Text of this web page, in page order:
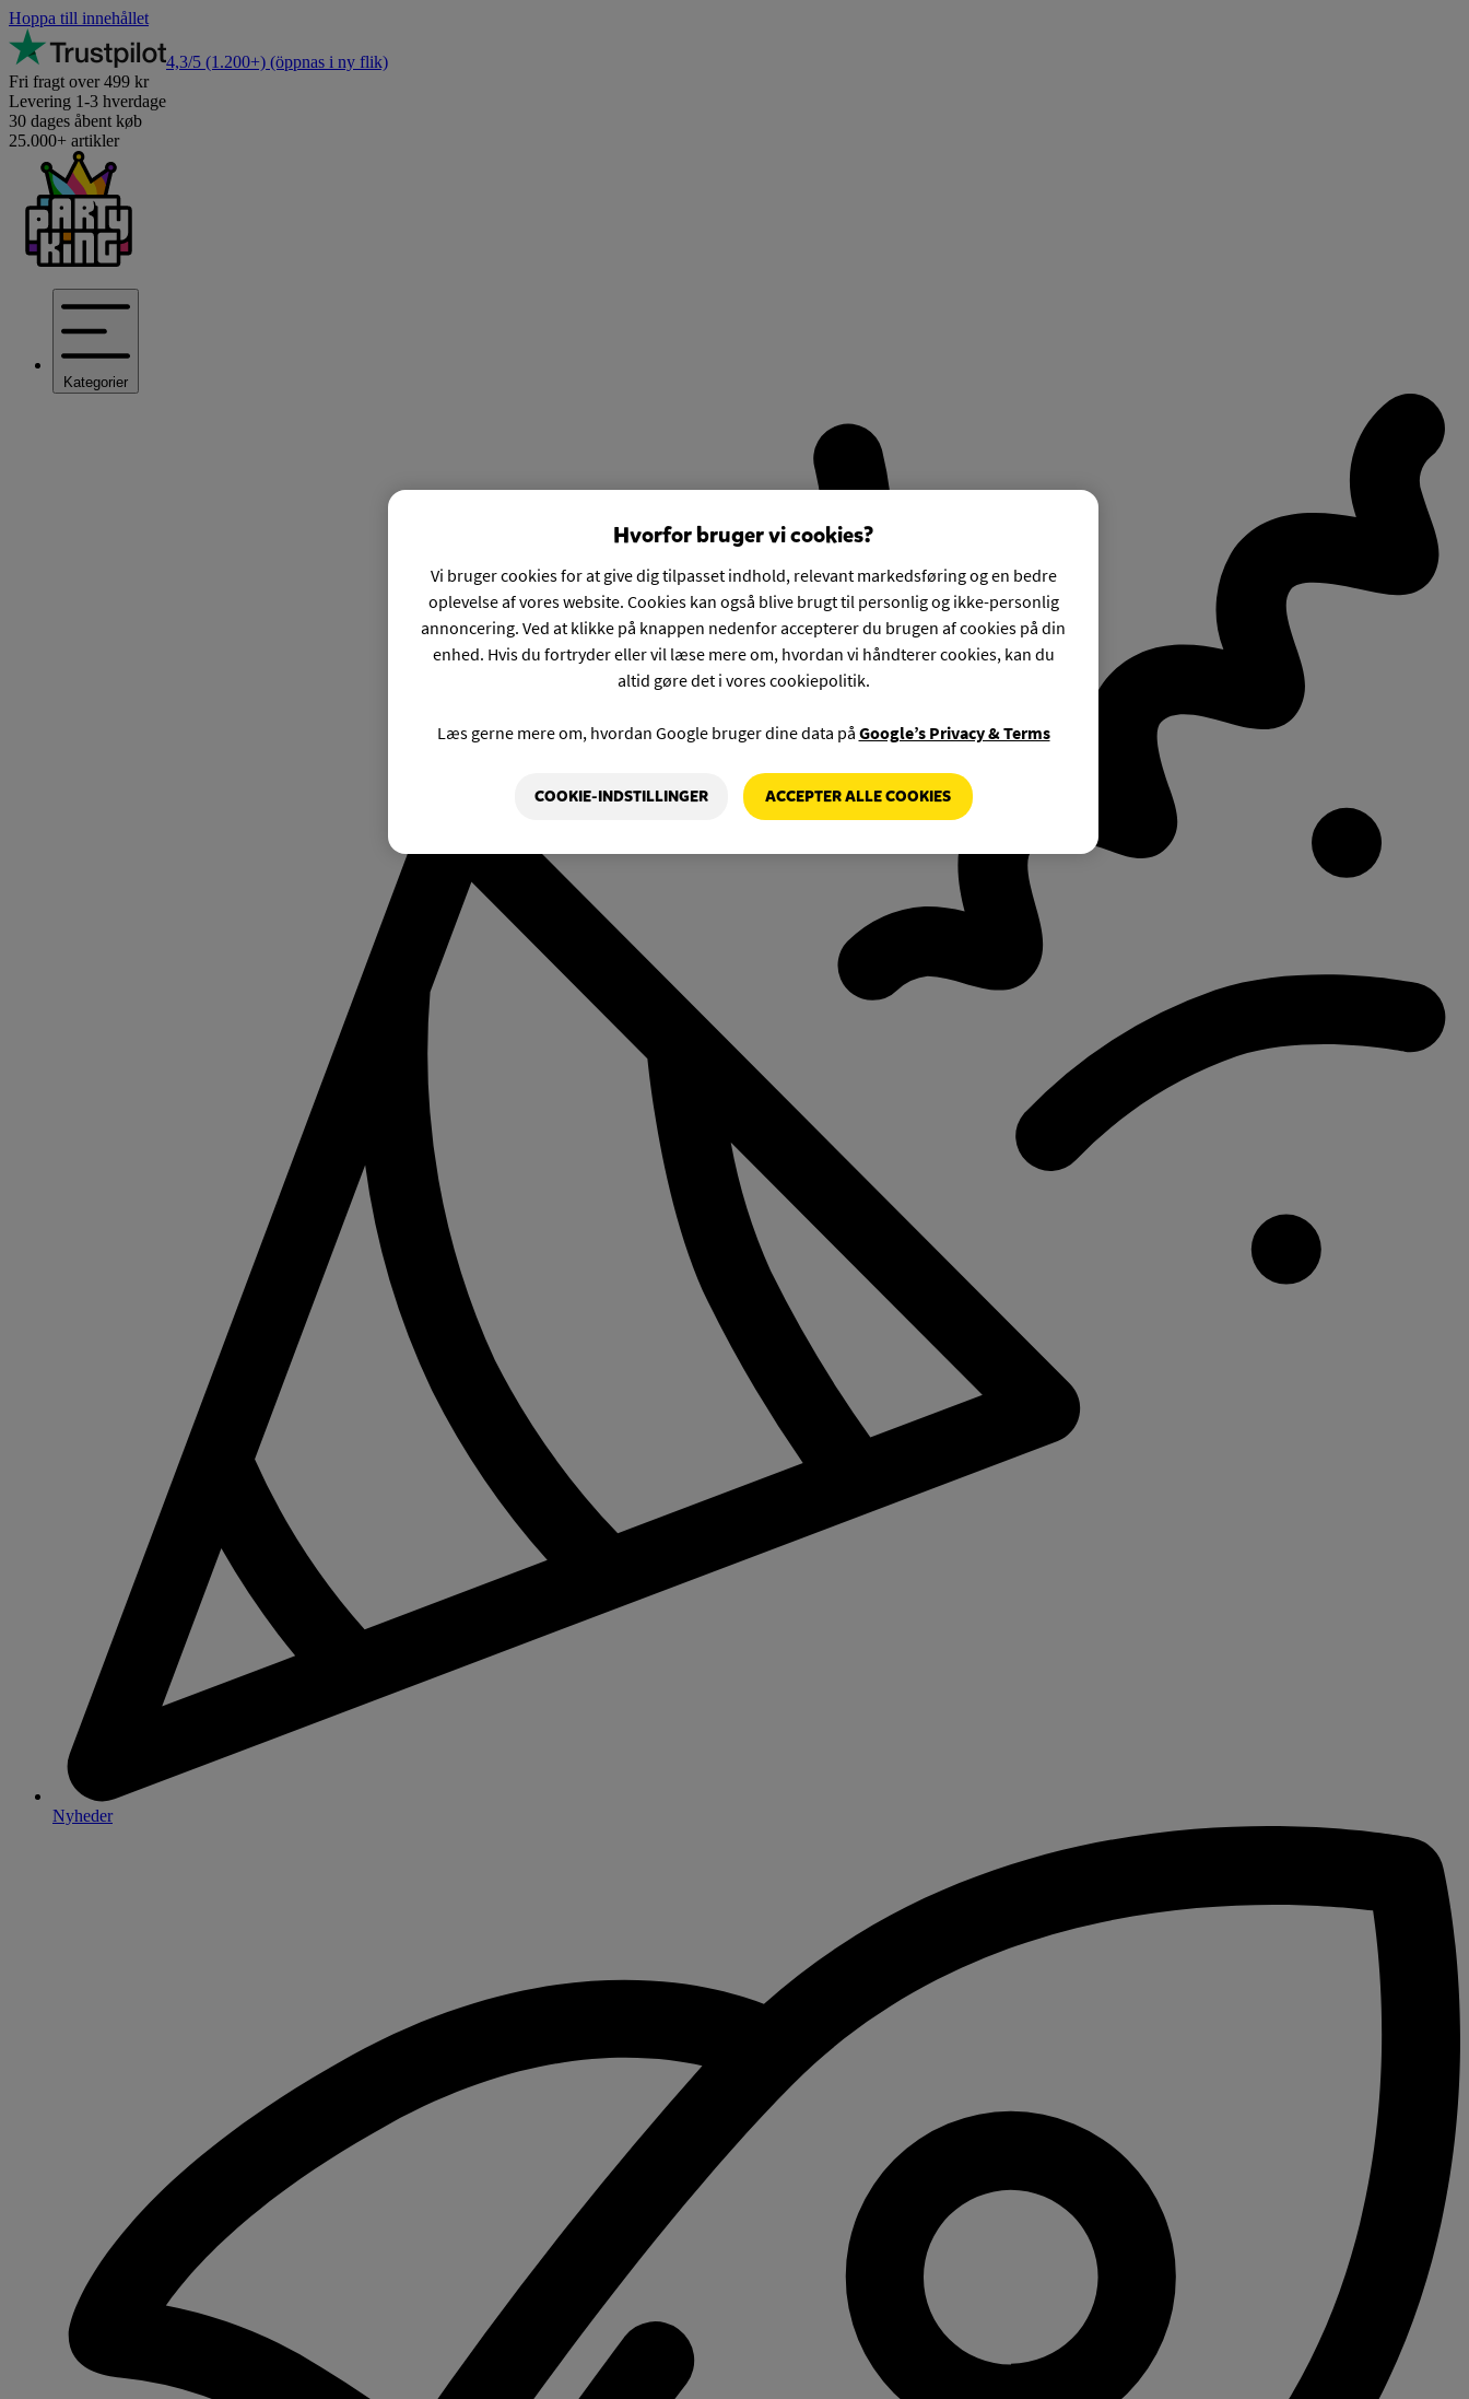
Hoppa till innehållet
4,3/5 (1.200+) (öppnas i ny flik)
Fri fragt over 499 kr
Levering 1-3 hverdage
30 dages åbent køb
25.000+ artikler
Kategorier
Nyheder
Hvorfor bruger vi cookies?
Vi bruger cookies for at give dig tilpasset indhold, relevant markedsføring og en bedre
oplevelse af vores website. Cookies kan også blive brugt til personlig og ikke-personlig
annoncering. Ved at klikke på knappen nedenfor accepterer du brugen af cookies på din
enhed. Hvis du fortryder eller vil læse mere om, hvordan vi håndterer cookies, kan du
altid gøre det i vores cookiepolitik.
Læs gerne mere om, hvordan Google bruger dine data på Google’s Privacy & Terms
COOKIE-INDSTILLINGER ACCEPTER ALLE COOKIES